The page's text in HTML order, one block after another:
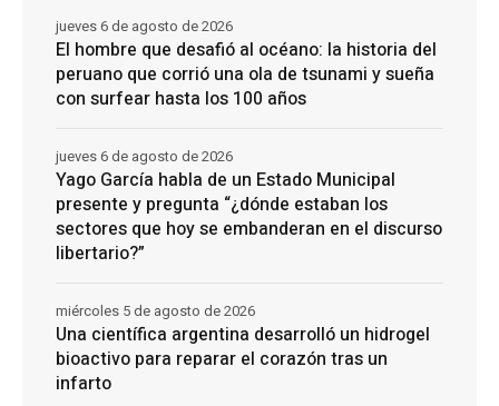
El hombre que desafió al océano: la historia del
peruano que corrió una ola de tsunami y sueña
con surfear hasta los 100 años
jueves 6 de agosto de 2026
Yago García habla de un Estado Municipal
presente y pregunta “¿dónde estaban los
sectores que hoy se embanderan en el discurso
libertario?”
jueves 6 de agosto de 2026
Una científica argentina desarrolló un hidrogel
bioactivo para reparar el corazón tras un
infarto
miércoles 5 de agosto de 2026